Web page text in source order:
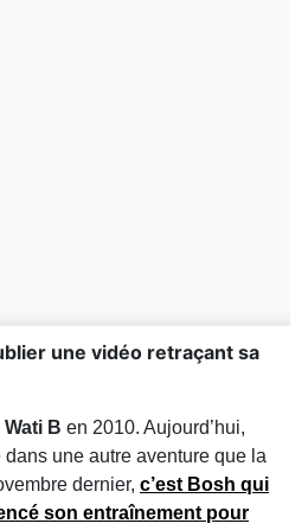
une vidéo retraçant sa
Wati B en 2010. Aujourd’hui,
dans une autre aventure que la
dernier, c’est Bosh qui
son entraînement pour